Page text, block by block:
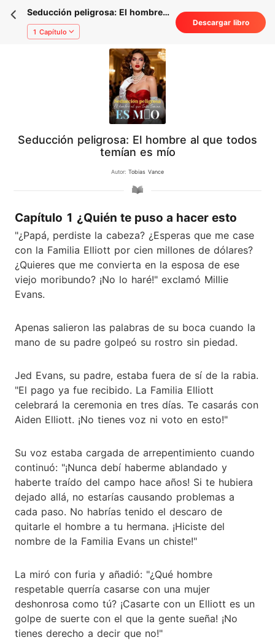
Seducción peligrosa: El hombre
al que todos temían es mío
1 Capítulo
Descargar libro
Seducción peligrosa: El hombre al que todos
temían es mío
Autor: Tobias Vance
Capítulo 1 ¿Quién te puso a hacer esto
"¿Papá, perdiste la cabeza? ¿Esperas que me case
con la Familia Elliott por cien millones de dólares?
¿Quieres que me convierta en la esposa de ese
viejo moribundo? ¡No lo haré!" exclamó Millie
Evans.
Apenas salieron las palabras de su boca cuando la
mano de su padre golpeó su rostro sin piedad.
Jed Evans, su padre, estaba fuera de sí de la rabia.
"El pago ya fue recibido. La Familia Elliott
celebrará la ceremonia en tres días. Te casarás con
Aiden Elliott. ¡No tienes voz ni voto en esto!"
Su voz estaba cargada de arrepentimiento cuando
continuó: "¡Nunca debí haberme ablandado y
haberte traído del campo hace años! Si te hubiera
dejado allá, no estarías causando problemas a
cada paso. No habrías tenido el descaro de
quitarle el hombre a tu hermana. ¡Hiciste del
nombre de la Familia Evans un chiste!"
La miró con furia y añadió: "¿Qué hombre
respetable querría casarse con una mujer
deshonrosa como tú? ¡Casarte con un Elliott es un
golpe de suerte con el que la gente sueña! ¡No
tienes derecho a decir que no!"